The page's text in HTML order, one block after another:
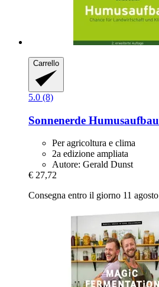
Carrello
5.0 (8)
Sonnenerde Humusaufbau
Per agricoltura e clima
2a edizione ampliata
Autore: Gerald Dunst
€ 27,72
Consegna entro il giorno 11 agosto